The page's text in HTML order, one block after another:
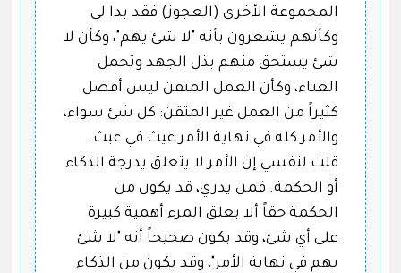
المجموعة الأخرى (العجوز) فقد بدا لي
وكأنهم يشعرون بأنه "لا شئ يهم"، وكأن لا
شئ يستحق منهم بذل الجهد وتحمل
العناء، وكأن العمل المتقن ليس أفضل
كثيراً من العمل غير المتقن: كل شئ سواء،
والأمر كله في نهاية الأمر عيث في عبث.
قلت لنفسي إن الأمر لا يتعلق يدرجة الذكاء
أو الحكمة. فمن يدري، قد يكون من
الحكمة حقاً ألا يعلق المرء أهمية كبيرة
على أي شئ، وقد يكون صحيحاً أنه "لا شئ
يهم في نهاية الأمر"، وقد يكون من الذكاء